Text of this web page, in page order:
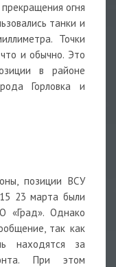
огня
танки и
Точки
и обычно. Это
в районе
Горловка и
позиции ВСУ
23 марта были
«Град». Однако
так как
находятся за
При этом